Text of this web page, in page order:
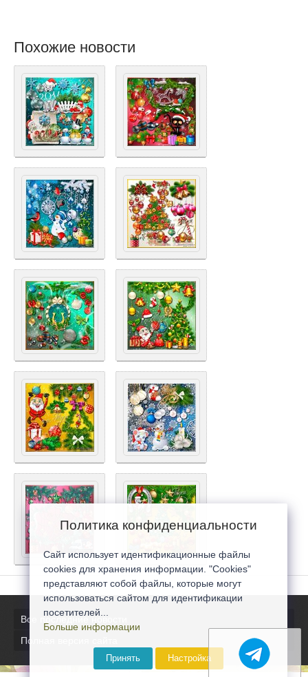
Похожие новости
Все последние новости
Полная версия сайта
Политика конфиденциальности
Сайт использует идентификационные файлы
cookies для хранения информации. "Cookies"
представляют собой файлы, которые могут
использоваться сайтом для идентификации
посетителей...
Больше информации
Принять Настройка